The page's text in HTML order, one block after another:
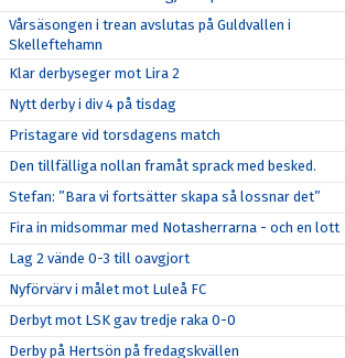
Vårsäsongen i trean avslutas på Guldvallen i
Skelleftehamn
Klar derbyseger mot Lira 2
Nytt derby i div 4 på tisdag
Pristagare vid torsdagens match
Den tillfälliga nollan framåt sprack med besked.
Stefan: ”Bara vi fortsätter skapa så lossnar det”
Fira in midsommar med Notasherrarna - och en lott
Lag 2 vände 0-3 till oavgjort
Nyförvärv i målet mot Luleå FC
Derbyt mot LSK gav tredje raka 0-0
Derby på Hertsön på fredagskvällen